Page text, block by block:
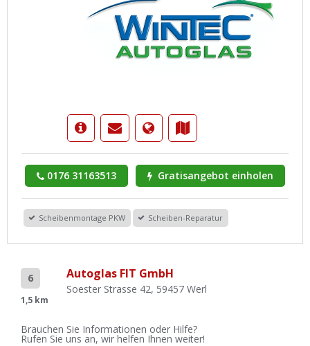
0176 31163513 Gratisangebot einholen
Scheibenmontage PKW Scheiben-Reparatur
6
1,5 km
Autoglas FIT GmbH
Soester Strasse 42, 59457 Werl
Brauchen Sie Informationen oder Hilfe?
Rufen Sie uns an, wir helfen Ihnen weiter!